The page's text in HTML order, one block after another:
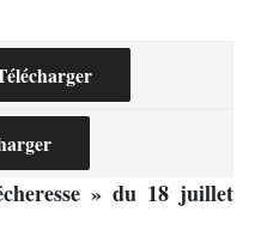
» du 18 juillet